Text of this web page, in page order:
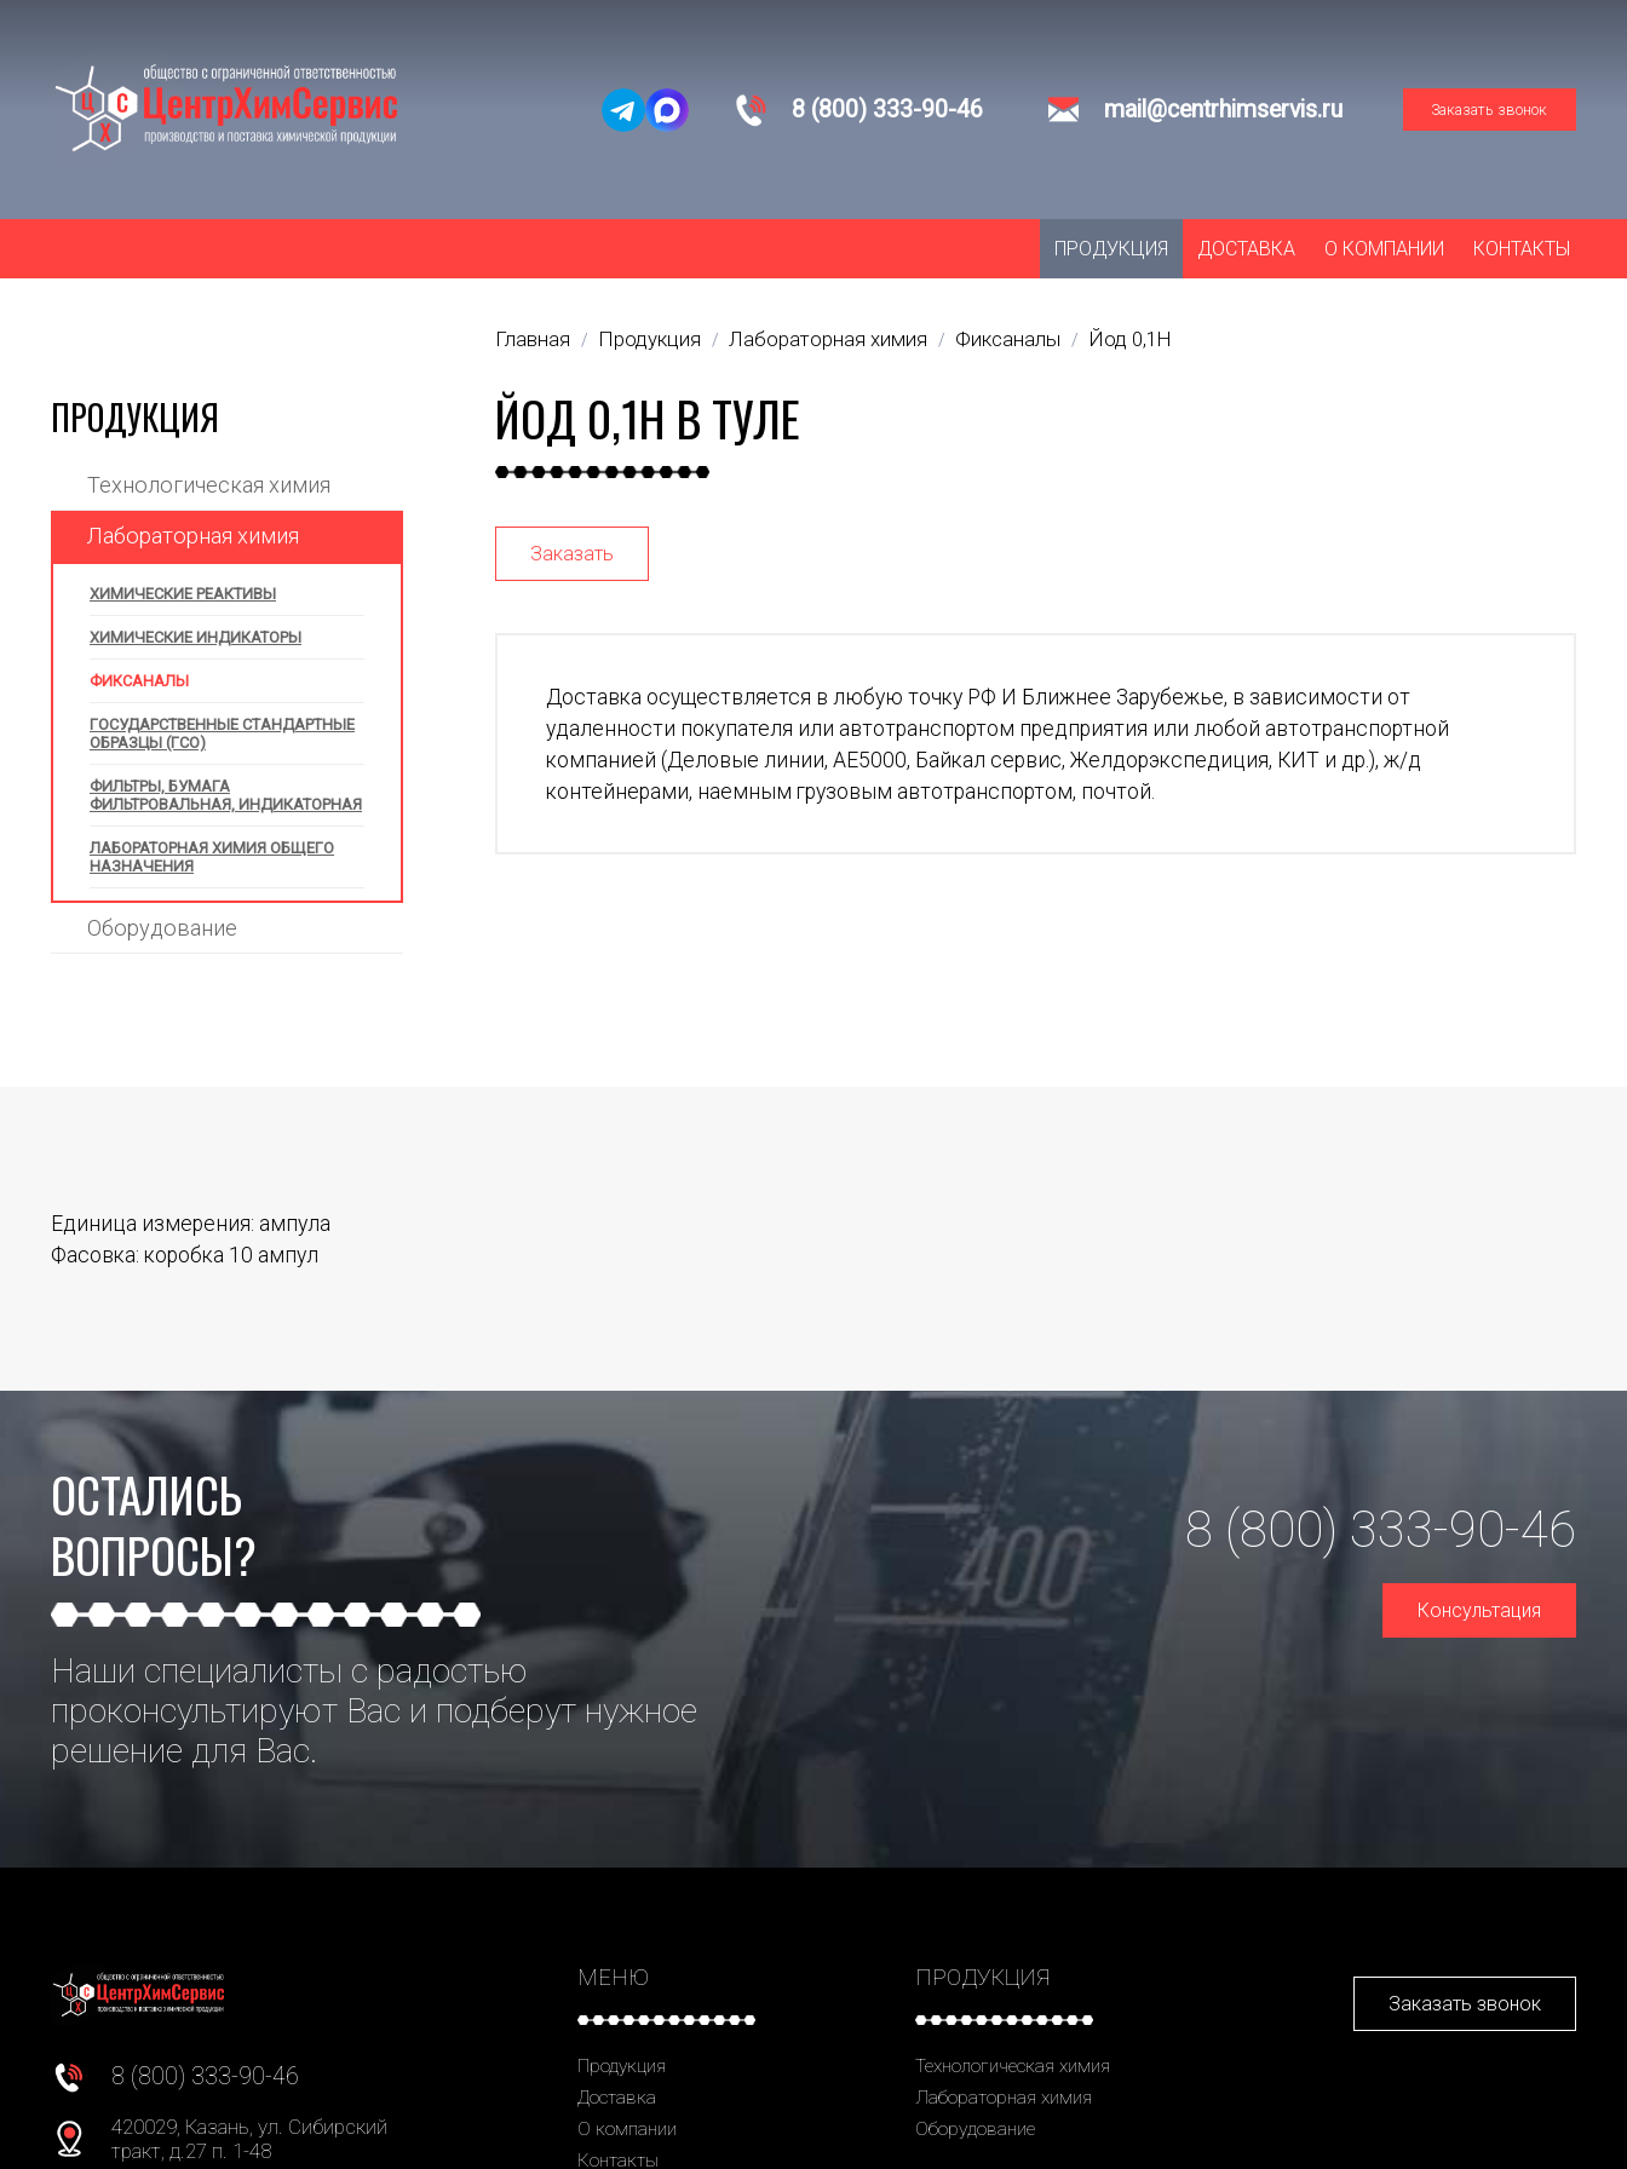
8 (800) 333-90-46 mail@centrhimservis.ru Заказать звонок
ПРОДУКЦИЯ ДОСТАВКА О КОМПАНИИ КОНТАКТЫ
ПРОДУКЦИЯ
Технологическая химия
Лабораторная химия
ХИМИЧЕСКИЕ РЕАКТИВЫ
ХИМИЧЕСКИЕ ИНДИКАТОРЫ
ФИКСАНАЛЫ
ГОСУДАРСТВЕННЫЕ СТАНДАРТНЫЕ
ОБРАЗЦЫ (ГСО)
ФИЛЬТРЫ, БУМАГА
ФИЛЬТРОВАЛЬНАЯ, ИНДИКАТОРНАЯ
ЛАБОРАТОРНАЯ ХИМИЯ ОБЩЕГО
НАЗНАЧЕНИЯ
Оборудование
Главная / Продукция / Лабораторная химия / Фиксаналы / Йод 0,1Н
ЙОД 0,1Н В ТУЛЕ
Заказать
Доставка осуществляется в любую точку РФ И Ближнее Зарубежье, в зависимости от
удаленности покупателя или автотранспортом предприятия или любой автотранспортной
компанией (Деловые линии, АЕ5000, Байкал сервис, Желдорэкспедиция, КИТ и др.), ж/д
контейнерами, наемным грузовым автотранспортом, почтой.
Единица измерения: ампула
Фасовка: коробка 10 ампул
ОСТАЛИСЬ
ВОПРОСЫ?
Наши специалисты с радостью
проконсультируют Вас и подберут нужное
решение для Вас.
8 (800) 333-90-46
Консультация
8 (800) 333-90-46
420029, Казань, ул. Сибирский
тракт, д.27 п. 1-48
МЕНЮ
Продукция
Доставка
О компании
Контакты
ПРОДУКЦИЯ
Технологическая химия
Лабораторная химия
Оборудование
Заказать звонок